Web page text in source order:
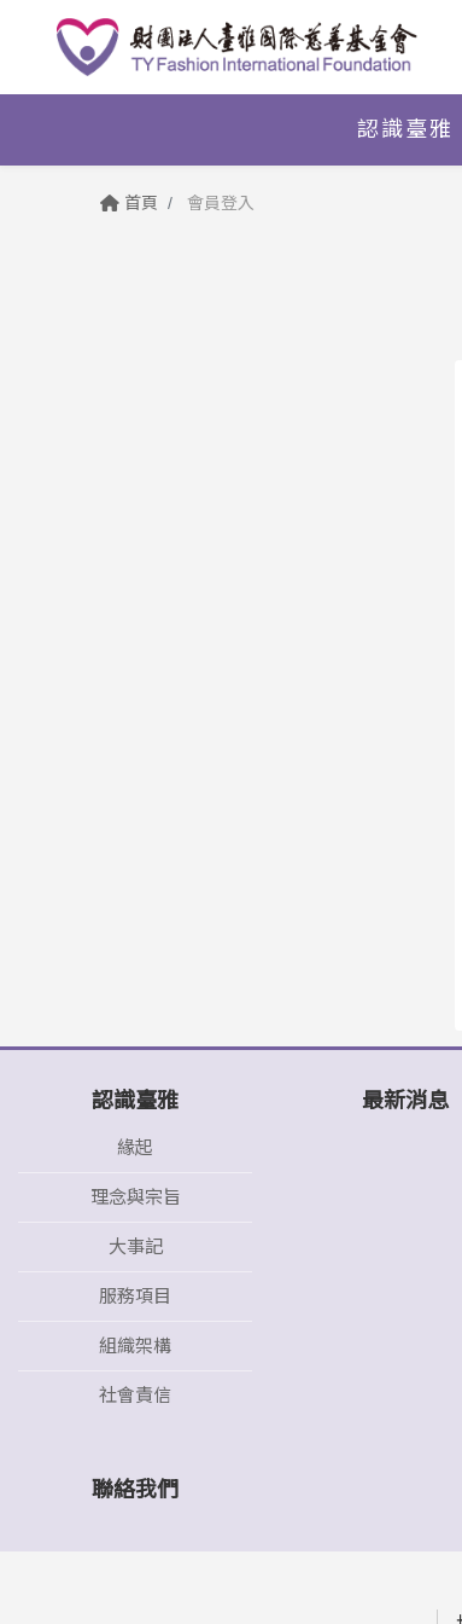
認識臺雅
首頁 會員登入
認識臺雅
緣起
理念與宗旨
大事記
服務項目
組織架構
社會責信
最新消息
聯絡我們